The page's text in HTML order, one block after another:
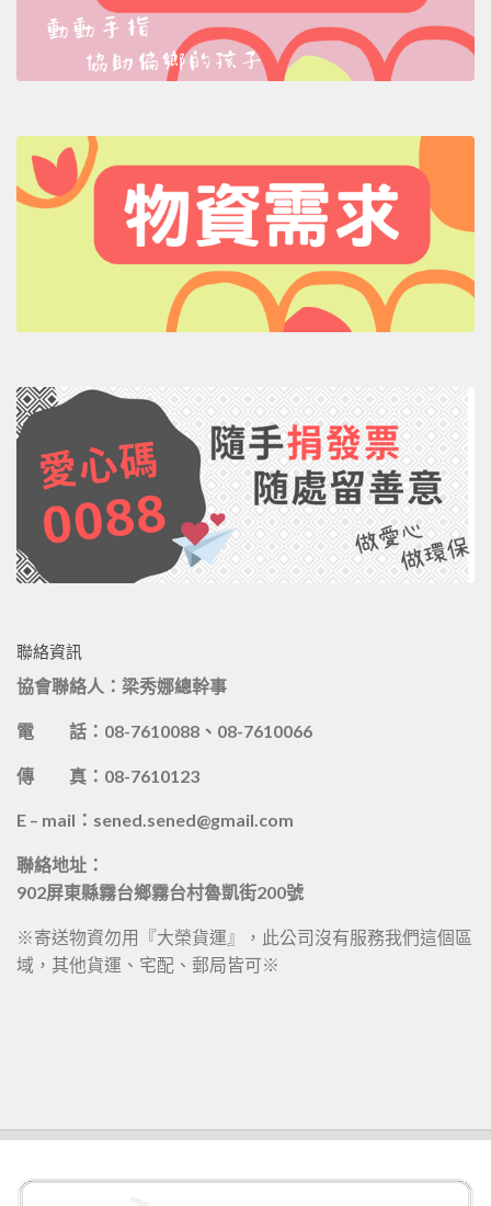
聯絡資訊
協會聯絡人：梁秀娜總幹事
電 話：08-7610088、08-7610066
傳 真：08-7610123
E – mail：sened.sened@gmail.com
聯絡地址：
902屏東縣霧台鄉霧台村魯凱街200號
※寄送物資勿用『大榮貨運』，此公司沒有服務我們這個區
域，其他貨運、宅配、郵局皆可※